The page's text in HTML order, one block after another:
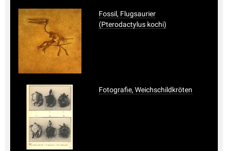
Fossil, Flugsaurier
(Pterodactylus kochi)
Fotografie, Weichschildkröten